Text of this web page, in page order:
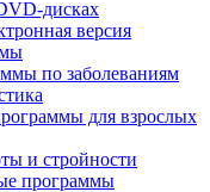
дисках
версия
по заболеваниям
для взрослых
и стройности
программы